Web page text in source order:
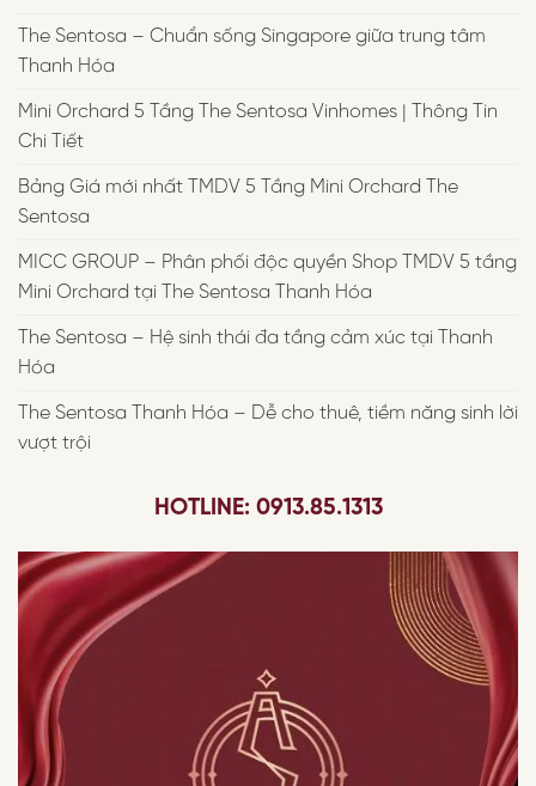
The Sentosa – Chuẩn sống Singapore giữa trung tâm
Thanh Hóa
Mini Orchard 5 Tầng The Sentosa Vinhomes | Thông Tin
Chi Tiết
Bảng Giá mới nhất TMDV 5 Tầng Mini Orchard The
Sentosa
MICC GROUP – Phân phối độc quyền Shop TMDV 5 tầng
Mini Orchard tại The Sentosa Thanh Hóa
The Sentosa – Hệ sinh thái đa tầng cảm xúc tại Thanh
Hóa
The Sentosa Thanh Hóa – Dễ cho thuê, tiềm năng sinh lời
vượt trội
HOTLINE: 0913.85.1313